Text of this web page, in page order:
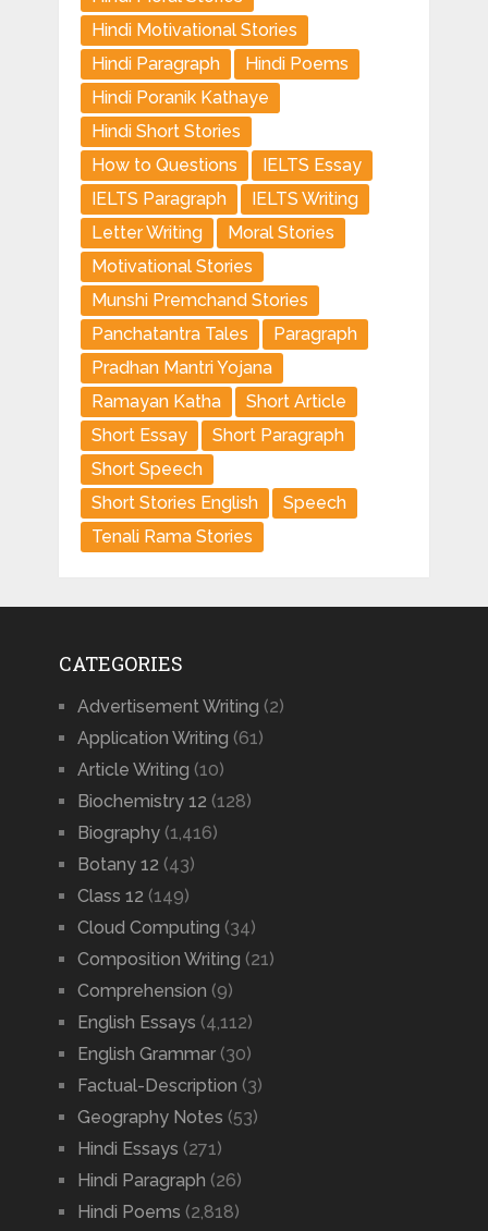
Hindi Motivational Stories
Hindi Paragraph
Hindi Poems
Hindi Poranik Kathaye
Hindi Short Stories
How to Questions
IELTS Essay
IELTS Paragraph
IELTS Writing
Letter Writing
Moral Stories
Motivational Stories
Munshi Premchand Stories
Panchatantra Tales
Paragraph
Pradhan Mantri Yojana
Ramayan Katha
Short Article
Short Essay
Short Paragraph
Short Speech
Short Stories English
Speech
Tenali Rama Stories
CATEGORIES
Advertisement Writing (2)
Application Writing (61)
Article Writing (10)
Biochemistry 12 (128)
Biography(1,416)
Botany 12 (43)
Class 12 (149)
Cloud Computing (34)
Composition Writing (21)
Comprehension (9)
English Essays (4,112)
English Grammar(30)
Factual-Description (3)
Geography Notes (53)
Hindi Essays (271)
Hindi Paragraph (26)
Hindi Poems (2,818)